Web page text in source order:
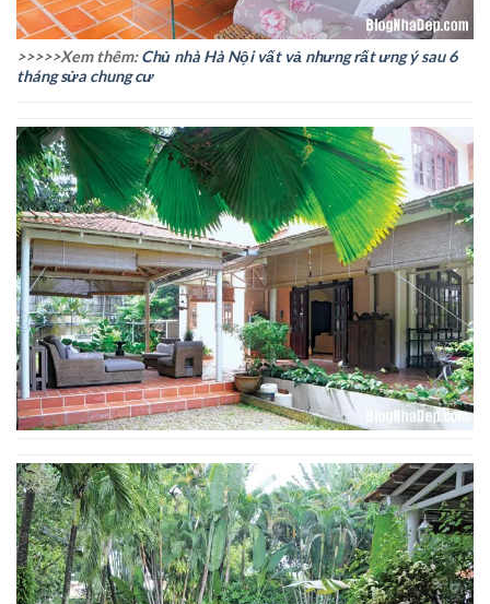
>>>>>Xem thêm:Chủ nhà Hà Nội vất vả nhưng rất ưng ý sau 6
tháng sửa chung cư